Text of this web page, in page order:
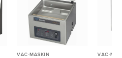
VAC-MASKIN VAC-